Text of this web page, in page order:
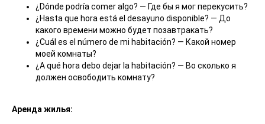
¿Dónde podría comer algo? — Где бы я мог перекусить?
¿Hasta que hora está el desayuno disponible? — До
какого времени можно будет позавтракать?
¿Cuál es el número de mi habitación? — Какой номер
моей комнаты?
¿A qué hora debo dejar la habitación? — Во сколько я
должен освободить комнату?
Аренда жилья: